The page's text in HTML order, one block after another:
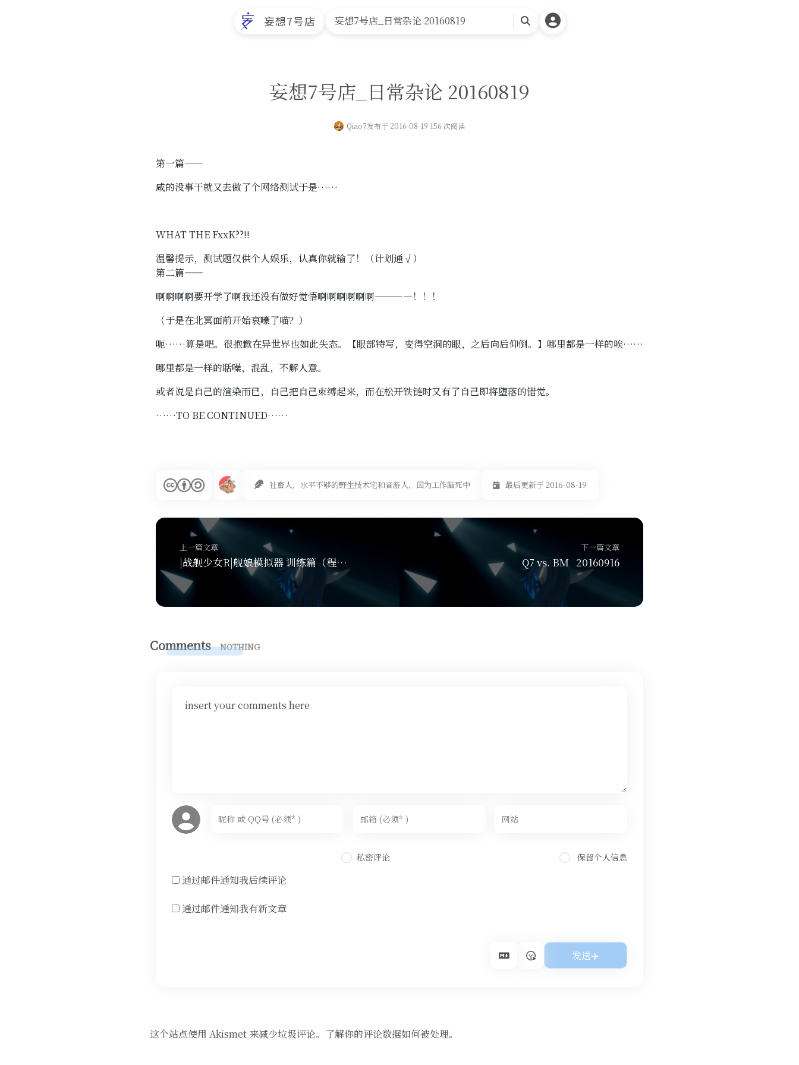
妄想7号店 妄想7号店_日常杂论 20160819
搜
妄想7号店_日常杂论 20160819
Qiao7发布于 2016-08-19 156 次阅读
第一篇——
咸的没事干就又去做了个网络测试于是……
WHAT THE FxxK??!!
温馨提示，测试题仅供个人娱乐，认真你就输了！（计划通√）
第二篇——
啊啊啊啊要开学了啊我还没有做好觉悟啊啊啊啊啊啊————！！！
（于是在北冥面前开始哀嚎了喵？）
呃……算是吧。很抱歉在异世界也如此失态。【眼部特写，变得空洞的眼，之后向后仰倒。 】哪里都是一样的唉……
哪里都是一样的聒噪，混乱，不解人意。
或者说是自己的渲染而已，自己把自己束缚起来，而在松开铁链时又有了自己即将堕落的错觉。
……TO BE CONTINUED……
社畜人，水平不够的野生技术宅和音游人，因为工作脑死中 最后更新于 2016-08-19
上一篇文章
|战舰少女R|舰娘模拟器 训练篇（程度不明的欢乐向）
下一篇文章
Q7 vs. BM 20160916
Comments NOTHING
insert your comments here
私密评论 保留个人信息
通过邮件通知我后续评论
通过邮件通知我有新文章
这个站点使用 Akismet 来减少垃圾评论。 了解你的评论数据如何被处理。